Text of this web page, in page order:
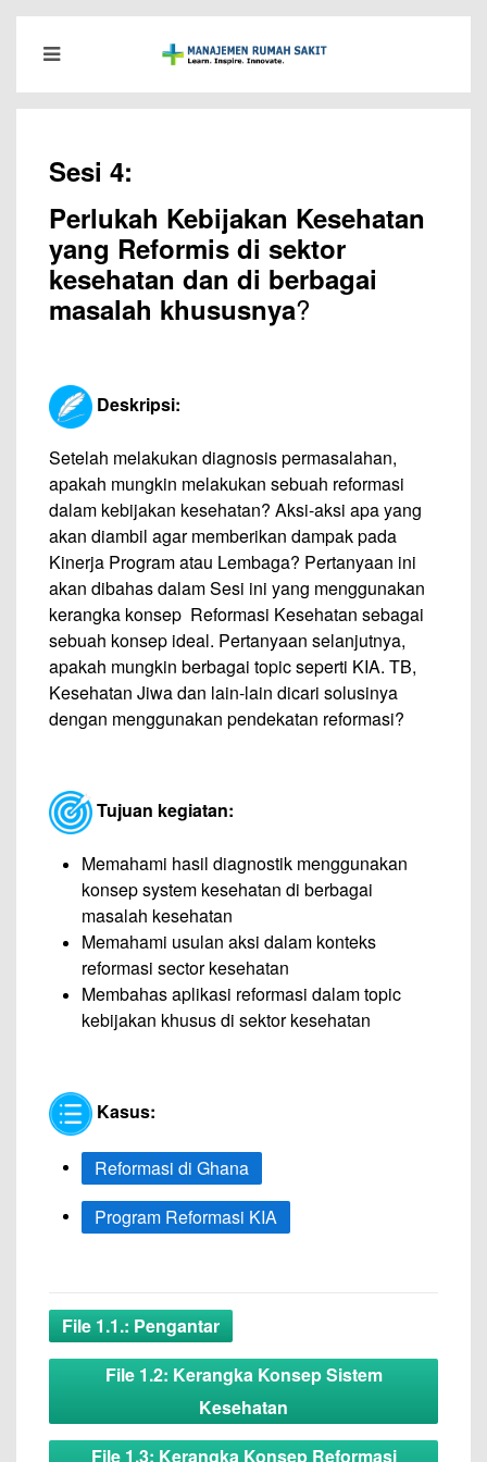
Sesi 4:
Perlukah Kebijakan Kesehatan
yang Reformis di sektor
kesehatan dan di berbagai
masalah khususnya?
Deskripsi:
Setelah melakukan diagnosis permasalahan,
apakah mungkin melakukan sebuah reformasi
dalam kebijakan kesehatan? Aksi-aksi apa yang
akan diambil agar memberikan dampak pada
Kinerja Program atau Lembaga? Pertanyaan ini
akan dibahas dalam Sesi ini yang menggunakan
kerangka konsep Reformasi Kesehatan sebagai
sebuah konsep ideal. Pertanyaan selanjutnya,
apakah mungkin berbagai topic seperti KIA. TB,
Kesehatan Jiwa dan lain-lain dicari solusinya
dengan menggunakan pendekatan reformasi?
Tujuan kegiatan:
Memahami hasil diagnostik menggunakan
konsep system kesehatan di berbagai
masalah kesehatan
Memahami usulan aksi dalam konteks
reformasi sector kesehatan
Membahas aplikasi reformasi dalam topic
kebijakan khusus di sektor kesehatan
Kasus:
Reformasi di Ghana
Program Reformasi KIA
File 1.1.: Pengantar
File 1.2: Kerangka Konsep Sistem
Kesehatan
File 1.3: Kerangka Konsep Reformasi